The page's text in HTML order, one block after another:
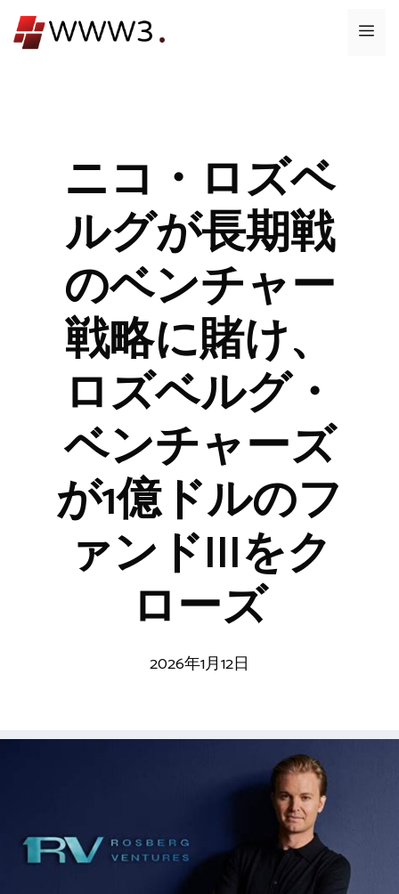
ン
メ
ニコ・ロズベ
ルグが長期戦
のベンチャー
戦略に賭け、
ロズベルグ・
ベンチャーズ
が1億ドルのフ
ァンドIIIをク
ローズ
2026年1月12日